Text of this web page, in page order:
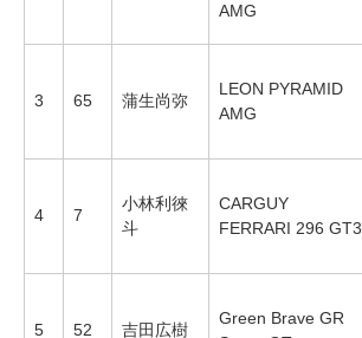
AMG
3 65 蒲生尚弥
LEON PYRAMID
AMG
4 7
小林利徠
斗
CARGUY
FERRARI 296 GT3
5 52 吉田広樹
Green Brave GR